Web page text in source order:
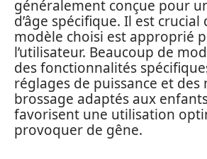
généralement conçue pour
d’âge spécifique. Il est
modèle choisi est approprié
l’utilisateur. Beaucoup de
des fonctionnalités
réglages de puissance et des
brossage adaptés aux
favorisent une utilisation
provoquer de gêne.